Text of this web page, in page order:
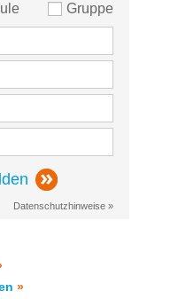
Gruppe
Datenschutzhinweise »
»